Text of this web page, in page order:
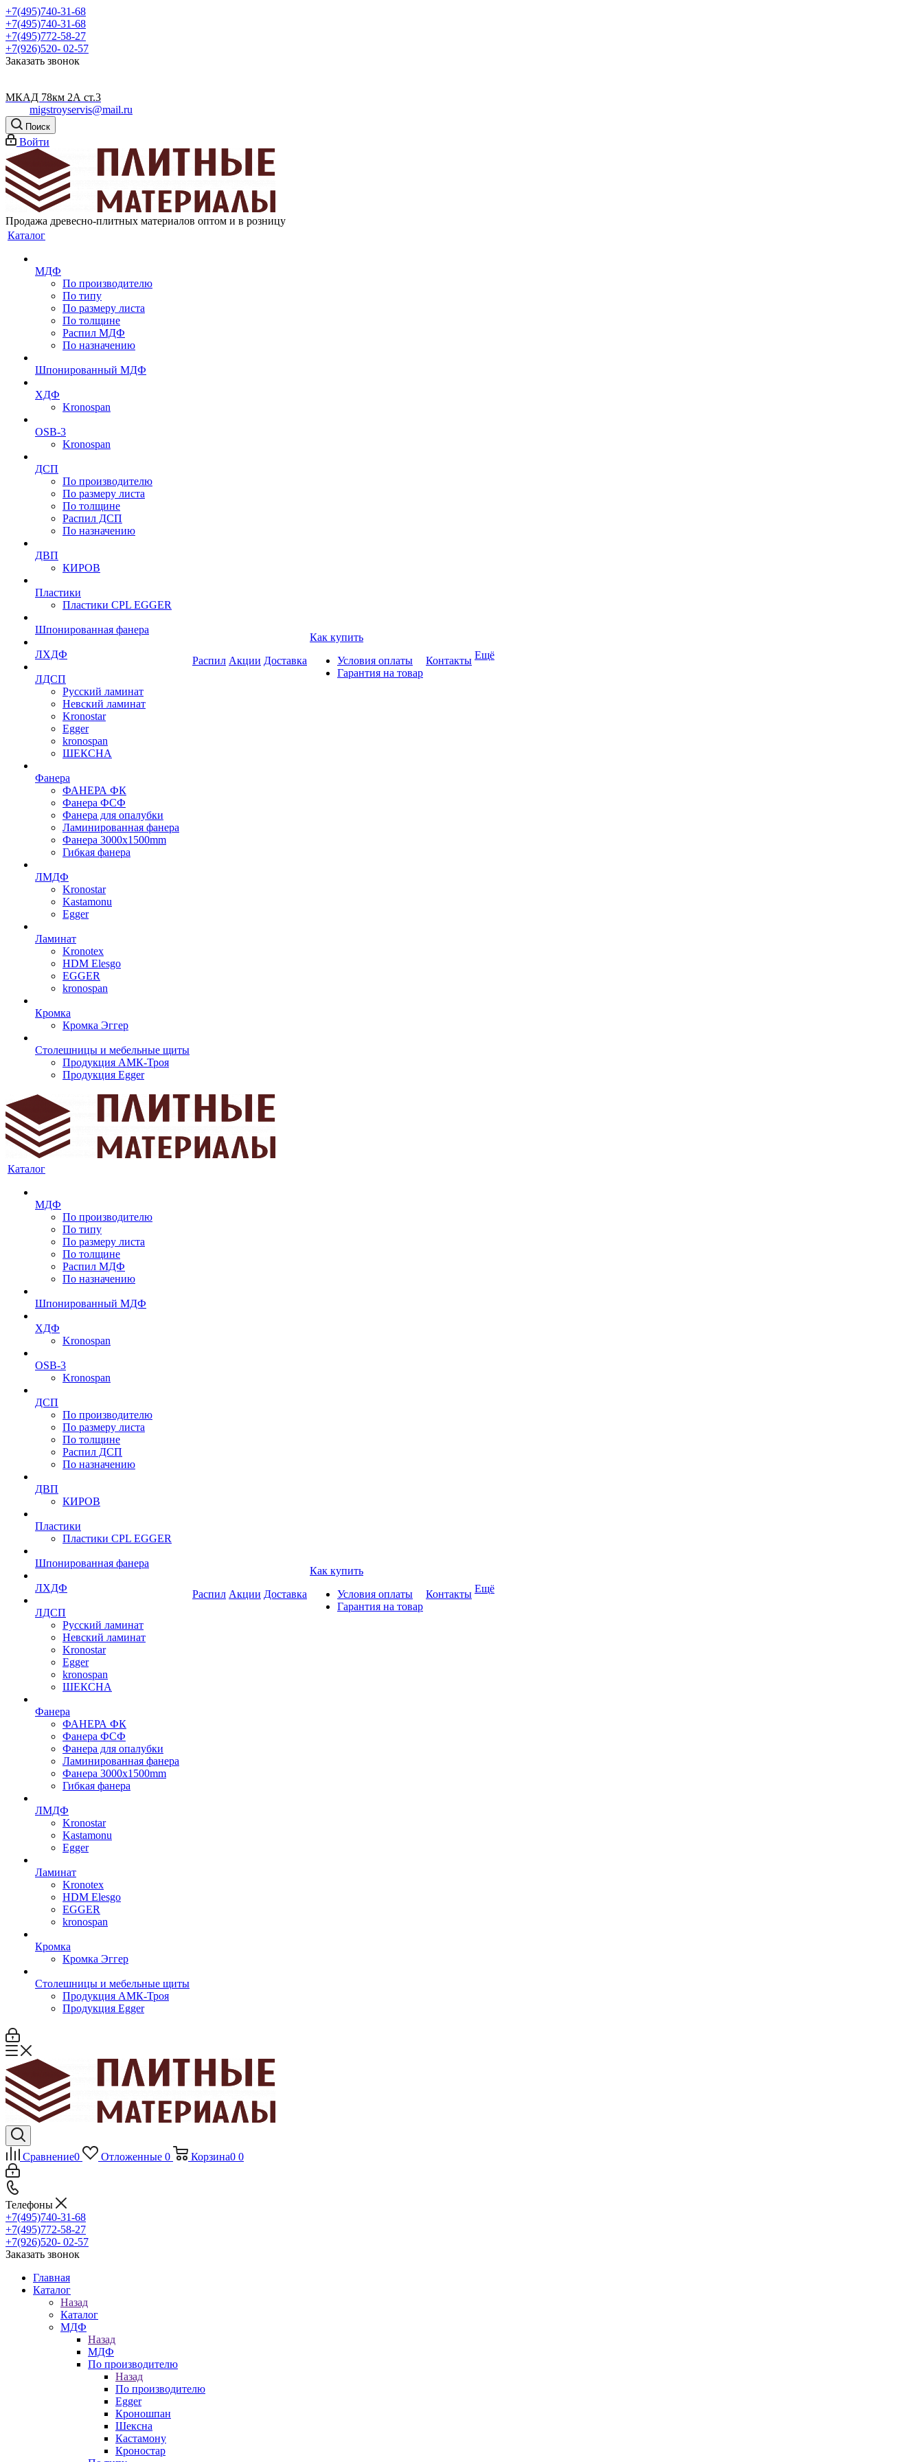
+7(495)740-31-68
+7(495)740-31-68
+7(495)772-58-27
+7(926)520- 02-57
Заказать звонок
МКАД 78км 2А ст.3
migstroyservis@mail.ru
Поиск
Войти
Продажа древесно-плитных материалов оптом и в розницу
Каталог
МДФ
По производителю
По типу
По размеру листа
По толщине
Распил МДФ
По назначению
Шпонированный МДФ
ХДФ
Kronospan
OSB-3
Kronospan
ДСП
По производителю
По размеру листа
По толщине
Распил ДСП
По назначению
ДВП
КИРОВ
Пластики
Пластики CPL EGGER
Шпонированная фанера
ЛХДФ
ЛДСП
Русский ламинат
Невский ламинат
Kronostar
Egger
kronospan
ШЕКСНА
Фанера
ФАНЕРА ФК
Фанера ФСФ
Фанера для опалубки
Ламинированная фанера
Фанера 3000х1500mm
Гибкая фанера
ЛМДФ
Kronostar
Kastamonu
Egger
Ламинат
Kronotex
HDM Elesgo
EGGER
kronospan
Кромка
Кромка Эггер
Столешницы и мебельные щиты
Продукция АМК-Троя
Продукция Egger
Распил Акции Доставка
Как купить
Условия оплаты
Гарантия на товар
Контакты Ещё
Каталог
МДФ
По производителю
По типу
По размеру листа
По толщине
Распил МДФ
По назначению
Шпонированный МДФ
ХДФ
Kronospan
OSB-3
Kronospan
ДСП
По производителю
По размеру листа
По толщине
Распил ДСП
По назначению
ДВП
КИРОВ
Пластики
Пластики CPL EGGER
Шпонированная фанера
ЛХДФ
ЛДСП
Русский ламинат
Невский ламинат
Kronostar
Egger
kronospan
ШЕКСНА
Фанера
ФАНЕРА ФК
Фанера ФСФ
Фанера для опалубки
Ламинированная фанера
Фанера 3000х1500mm
Гибкая фанера
ЛМДФ
Kronostar
Kastamonu
Egger
Ламинат
Kronotex
HDM Elesgo
EGGER
kronospan
Кромка
Кромка Эггер
Столешницы и мебельные щиты
Продукция АМК-Троя
Продукция Egger
Распил Акции Доставка
Как купить
Условия оплаты
Гарантия на товар
Контакты Ещё
Сравнение0 Отложенные 0 Корзина0 0
Телефоны
+7(495)740-31-68
+7(495)772-58-27
+7(926)520- 02-57
Заказать звонок
Главная
Каталог
Назад
Каталог
МДФ
Назад
МДФ
По производителю
Назад
По производителю
Egger
Кроношпан
Шексна
Кастамону
Кроностар